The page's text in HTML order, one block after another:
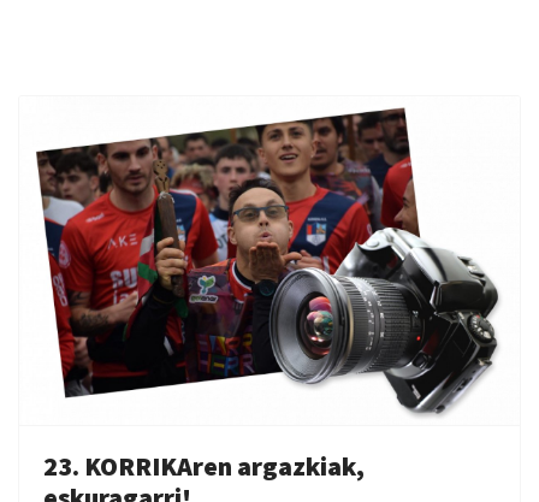
23. KORRIKAren argazkiak,